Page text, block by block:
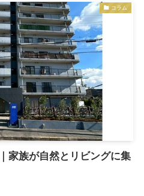
コラム
家族が自然とリビングに集